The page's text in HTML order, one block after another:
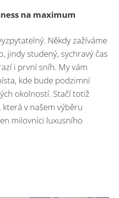
na maximum
Někdy zažíváme
jindy studený, sychravý čas
i první sníh. My vám
kde bude podzimní
okolností. Stačí totiž
v našem výběru
milovníci luxusního